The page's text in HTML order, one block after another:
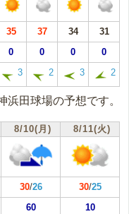
35 37 34
31
0 0 0 0
3 2 3 2
浜田球場の予想です。
8/10(月) 8/11(火)
30/26 30/25
60 10